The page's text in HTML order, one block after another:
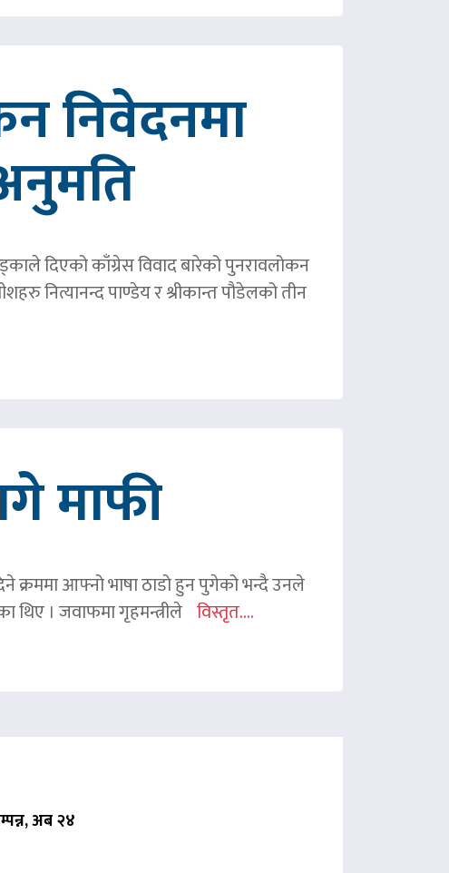
निवेदनमा
दिएको काँग्रेस विवाद बारेको पुनरावलोकन
नित्यानन्द पाण्डेय र श्रीकान्त पौडेलको तीन
माफी
क्रममा आफ्नो भाषा ठाडो हुन पुगेको भन्दै उनले
थिए । जवाफमा गृहमन्त्रीले विस्तृत....
अब २४